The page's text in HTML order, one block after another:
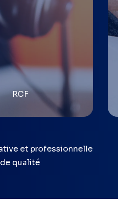
RCF
et professionnelle
de qualité